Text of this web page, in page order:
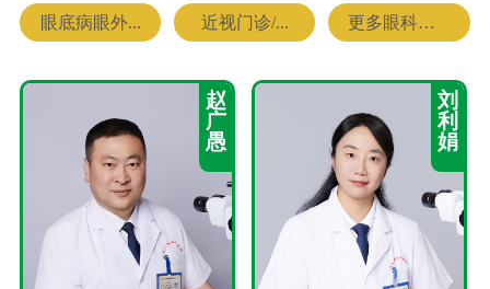
眼底病眼外... 近视门诊/... 更多眼科专家
赵
广
愚
刘
利
娟